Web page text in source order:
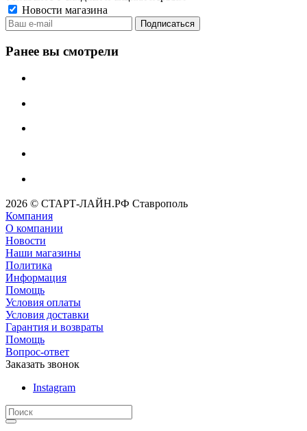
Новости магазина
Ранее вы смотрели
2026 © СТАРТ-ЛАЙН.РФ Ставрополь
Компания
О компании
Новости
Наши магазины
Политика
Информация
Помощь
Условия оплаты
Условия доставки
Гарантия и возвраты
Помощь
Вопрос-ответ
Заказать звонок
Instagram